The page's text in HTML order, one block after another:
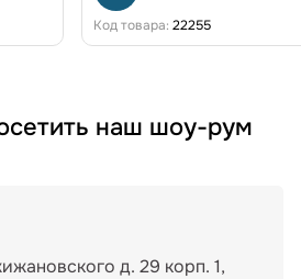
Код товара: 22255
наш шоу-рум
д. 29 корп. 1,